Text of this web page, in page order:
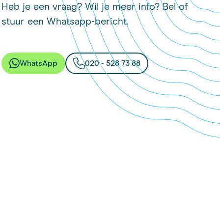
Heb je een vraag? Wil je meer info? Bel of
stuur een Whatsapp-bericht.
WhatsApp 020 - 528 73 88